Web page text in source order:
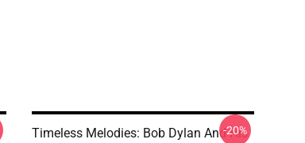
Timeless Melodies: Bob Dylan And His
-20%